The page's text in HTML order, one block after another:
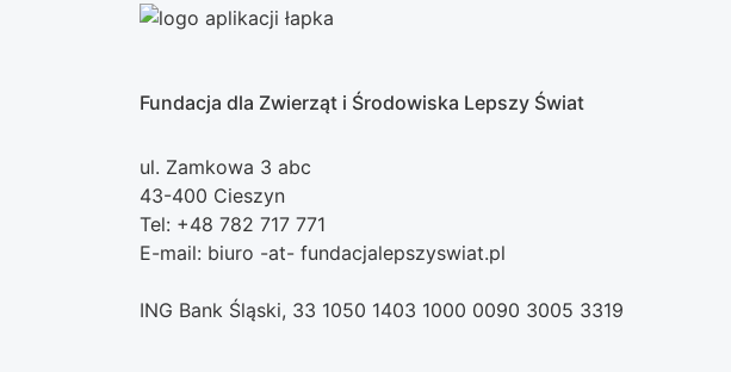
Fundacja dla Zwierząt i Środowiska Lepszy Świat
ul. Zamkowa 3 abc
43-400 Cieszyn
Tel: +48 782 717 771
E-mail: biuro -at- fundacjalepszyswiat.pl
ING Bank Śląski, 33 1050 1403 1000 0090 3005 3319